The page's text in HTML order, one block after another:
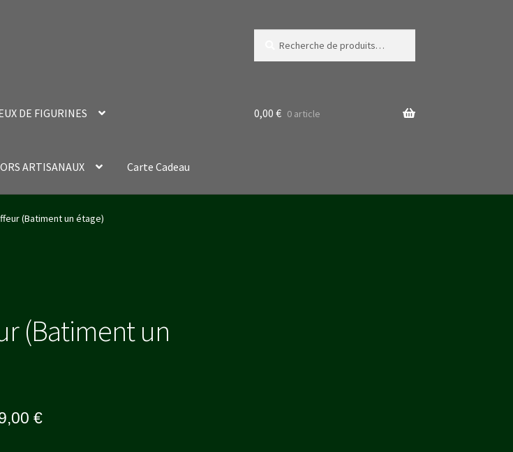
DE FIGURINES
ARTISANAUX Carte Cadeau
de la commande
0,00 € 0 article
(Batiment un étage)
(Batiment un
€Le